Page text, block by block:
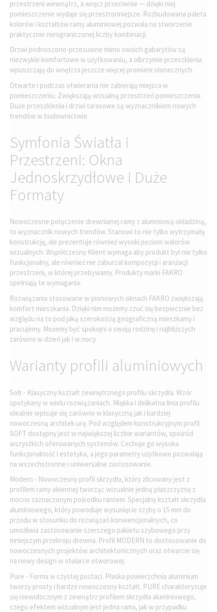
przestrzeni wewnątrz, a wręcz przeciwnie — dzięki niej
pomieszczenie wydaje się przestronniejsze. Rozbudowana paleta
kolorów i kształtów ramy aluminiowej pozwala na stworzenie
praktycznie nieograniczonej liczby kombinacji.
Drzwi podnoszono-przesuwne mimo swoich gabarytów są
niezwykle komfortowe w użytkowaniu, a olbrzymie przeszklenia
wpuszczają do wnętrza jeszcze więcej promieni słonecznych.
Otwarte i podczas otwierania nie zabierają miejsca w
pomieszczeniu. Zwiększają wizualną przestrzeń pomieszczenia.
Duże przeszklenia i drzwi tarasowe są wyznacznikiem nowych
trendów w budownictwie.
Symfonia Światła i
Przestrzeni: Okna
Jednoskrzydłowe i Duże
Formaty
Nowoczesne połączenie drewnianej ramy z alumniową okładziną,
to wyznacznik nowych trendów. Stanowi to nie tylko wytrzymałą
konstrukcję, ale prezentuje również wysoki poziom walorów
wizualnych. Współczesny Klient wymaga aby produkt był nie tylko
funkcjonalny, ale również nie zaburzał kompozycji i aranżacji
przestrzeni, w której przebywamy. Produkty marki FAKRO
spełniają te wymagania.
Rozwiązania stosowane w pionowych oknach FAKRO zwiększają
komfort mieszkania. Dzięki nim możemy czuć się bezpiecznie bez
względu na to pod jaką szerokością geograficzną mieszkamy i
pracujemy. Możemy być spokojni o swoją rodzinę i najbliższych
zarówno w dzień jak i w nocy.
Warianty profili aluminiowych
Soft - Klasyczny kształt zewnętrznego profilu skrzydła. Wzór
spotykany w wielu rozwiązaniach. Miękka i delikatna linia profilu
idealnie wpisuje się zarówno w klasyczną jak i bardziej
nowoczesną architek urę. Pod względem konstrukcyjnym profil
SOFT dostępny jest w największej liczbie wariantów, spośród
wszystkich oferowanych systemów. Cechuje go wysoka
funkcjonalność i estetyka, a jego parametry użytkowe pozwalają
na wszechstronne i uniwersalne zastosowanie.
Modern - Nowoczesny profil skrzydła, który zlicowany jest z
profilem ramy okiennej tworząc wizualnie jedną płaszczyznę z
mocno zaznaczonym pośrodku rantem. Specjalny kształt skrzydła
aluminiowego, który powoduje wysunięcie szyby o 15 mm do
przodu w stosunku do rozwiązań konwencjonalnych, co
umożliwia zastosowanie szerszego pakietu szybowego przy
mniejszym przekroju drewna. Profil MODERN to dostosowanie do
nowoczesnych projektów architektonicznych oraz otwarcie się
na nowy design w stolarce otworowej.
Pure - Forma w czystej postaci. Płaska powierzchnia aluminium
tworzy prosty i bardzo nowoczesny kształt. PURE charakteryzuje
się niewidocznym z zewnątrz profilem skrzydła aluminiowego,
czego efektem wizualnym jest jedna rama, jak w przypadku